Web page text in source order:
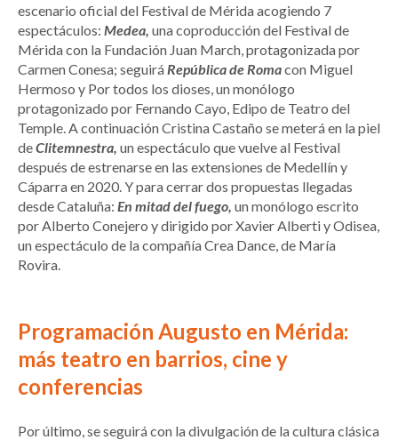
escenario oficial del Festival de Mérida acogiendo 7
espectáculos: Medea, una coproducción del Festival de
Mérida con la Fundación Juan March, protagonizada por
Carmen Conesa; seguirá República de Romacon Miguel
Hermoso y Por todos los dioses, un monólogo
protagonizado por Fernando Cayo, Edipo de Teatro del
Temple. A continuación Cristina Castaño se meterá en la piel
deClitemnestra, un espectáculo que vuelve al Festival
después de estrenarse en las extensiones de Medellín y
Cáparra en 2020. Y para cerrar dos propuestas llegadas
desde Cataluña: En mitad del fuego, un monólogo escrito
por Alberto Conejero y dirigido por Xavier Alberti y Odisea,
un espectáculo de la compañía Crea Dance, de María
Rovira.
Programación Augusto en Mérida:
más teatro en barrios, cine y
conferencias
Por último, se seguirá con la divulgación de la cultura clásica